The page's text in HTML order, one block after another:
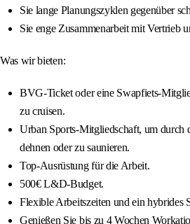
Sie lange Planungszyklen gegenüber
Sie enge Zusammenarbeit mit Vertrieb
Was wir bieten:
BVG-Ticket oder eine Swapfiets-
zu cruisen.
Urban Sports-Mitgliedschaft, um durch
dehnen oder zu saunieren.
Top-Ausrüstung für die Arbeit.
500€ L&D-Budget.
Flexible Arbeitszeiten und ein hybrides
Genießen Sie bis zu 4 Wochen